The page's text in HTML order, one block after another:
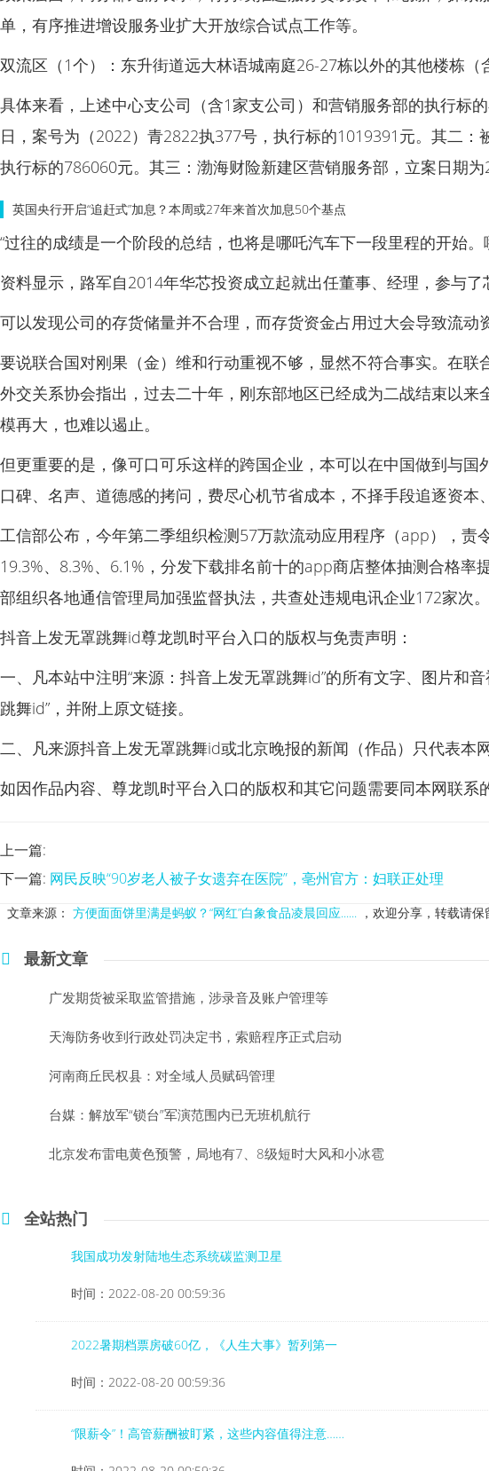
单，有序推进增设服务业扩大开放综合试点工作等。
双流区（1个）：东升街道远大林语城南庭26-27栋以外的其他楼栋（
具体来看，上述中心支公司（含1家支公司）和营销服务部的执行标
日，案号为（2022）青2822执377号，执行标的1019391元。其二
执行标的786060元。其三：渤海财险新建区营销服务部，立案日期
英国央行开启“追赶式”加息？本周或27年来首次加息50个基点
“过往的成绩是一个阶段的总结，也将是哪吒汽车下一段里程的开始
资料显示，路军自2014年华芯投资成立起就出任董事、经理，参与了
可以发现公司的存货储量并不合理，而存货资金占用过大会导致流动
要说联合国对刚果（金）维和行动重视不够，显然不符合事实。在
外交关系协会指出，过去二十年，刚东部地区已经成为二战结束以
模再大，也难以遏止。
但更重要的是，像可口可乐这样的跨国企业，本可以在中国做到与
口碑、名声、道德感的拷问，费尽心机节省成本，不择手段追逐资本
工信部公布，今年第二季组织检测57万款流动应用程序（app），
19.3%、8.3%、6.1%，分发下载排名前十的app商店整体抽测合格
部组织各地通信管理局加强监督执法，共查处违规电讯企业172家次
抖音上发无罩跳舞id尊龙凯时平台入口的版权与免责声明：
一、凡本站中注明“来源：抖音上发无罩跳舞id”的所有文字、图片和
跳舞id”，并附上原文链接。
二、凡来源抖音上发无罩跳舞id或北京晚报的新闻（作品）只代表本
如因作品内容、尊龙凯时平台入口的版权和其它问题需要同本网联系
上一篇:
下一篇: 网民反映“90岁老人被子女遗弃在医院”，亳州官方：妇联正处理
文章来源： 方便面面饼里满是蚂蚁？“网红”白象食品凌晨回应...... ，欢迎分享，转载请保
最新文章
广发期货被采取监管措施，涉录音及账户管理等
天海防务收到行政处罚决定书，索赔程序正式启动
河南商丘民权县：对全域人员赋码管理
台媒：解放军“锁台”军演范围内已无班机航行
北京发布雷电黄色预警，局地有7、8级短时大风和小冰雹
全站热门
我国成功发射陆地生态系统碳监测卫星
时间：2022-08-20 00:59:36
2022暑期档票房破60亿，《人生大事》暂列第一
时间：2022-08-20 00:59:36
“限薪令”！高管薪酬被盯紧，这些内容值得注意……